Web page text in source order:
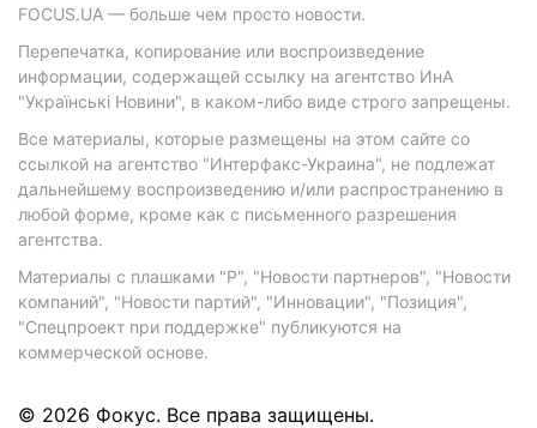
FOCUS.UA — больше чем просто новости.
Перепечатка, копирование или воспроизведение
информации, содержащей ссылку на агентство ИнА
"Українські Новини", в каком-либо виде строго запрещены.
Все материалы, которые размещены на этом сайте со
ссылкой на агентство "Интерфакс-Украина", не подлежат
дальнейшему воспроизведению и/или распространению в
любой форме, кроме как с письменного разрешения
агентства.
Материалы с плашками "Р", "Новости партнеров", "Новости
компаний", "Новости партий", "Инновации", "Позиция",
"Спецпроект при поддержке" публикуются на
коммерческой основе.
© 2026 Фокус. Все права защищены.